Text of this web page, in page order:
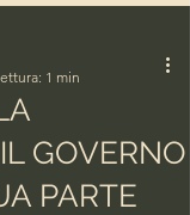
GOVERNO
PARTE
1 min